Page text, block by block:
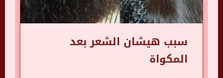
سبب هيشان الشعر بعد
المكواة